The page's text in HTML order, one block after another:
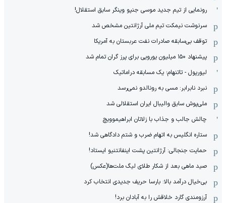
رونمایی از تیم جدید موسی جنپو وینگر سابق استقلال!
سرنوشت نیمکت تیم ملی آرژانتین مشخص شد
توقف بی‌سابقه صادرات نفت عربستان به آمریکا
پیشنهاد ۱۵۰ میلیون یورویی برای پرز گران تمام شد
لیورپول - تاتنهام؛ یک مسابقه دراماتیک
نبرد نابرابر: مسی به رونالدو نمی‌رسد
ملی‌پوش سابق والیبال ایران استقلالی شد
چالش جالب و جذاب با زلاتان ابراهیموویچ
ستاره انگلیس به اتهام ضرب و شتم دادگاهی شد!
حمایت جنجالی: آرژانتین پشت اینفانتنیو ایستاد!
صید ماهی بعد از شکار طلای لیگ ملت‌ها(عکس)
بی‌خیال درآمد بالا: بارسا حریف جدیدی انتخاب کرد
آرزومندی گارد خلاقش را به آبادان برد!